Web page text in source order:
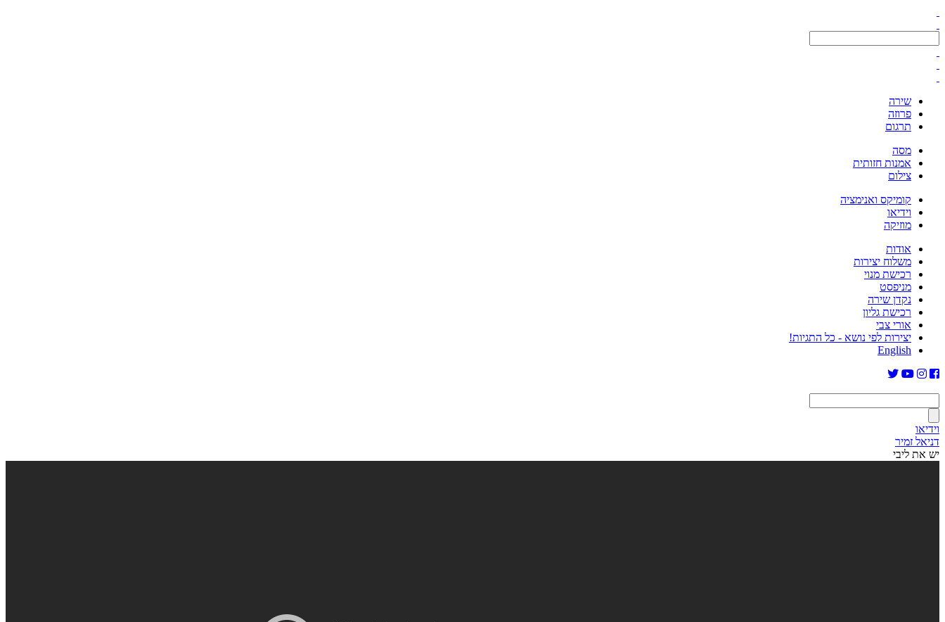
שירה
פרוזה
תרגום
מסה
אמנות חזותית
צילום
קומיקס ואנימציה
וידיאו
מוזיקה
אודות
משלוח יצירות
רכישת מנוי
מניפסט
נקדן שירה
רכישת גליון
אורי צבי
יצירות לפי נושא - כל התגיות!
English
וידיאו
דניאל זמיר
יש את ליבי